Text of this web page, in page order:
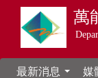
萬
最新消息 媒